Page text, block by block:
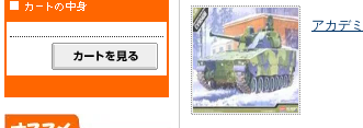
アカデ